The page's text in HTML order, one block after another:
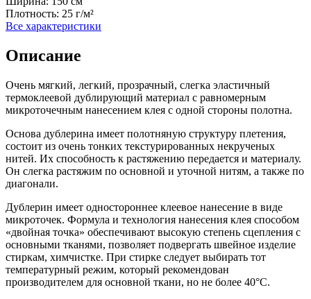
Плотность: 25 г/м²
Все характеристики
Описание
Очень мягкий, легкий, прозрачный, слегка эластичный
термоклеевой дублирующий материал с равномерным
микроточечным нанесением клея с одной стороны полотна.
Основа дублерина имеет полотняную структуру плетения,
состоит из очень тонких текстурированных некрученых
нитей. Их способность к растяжению передается и материалу.
Он слегка растяжим по основной и уточной нитям, а также по
диагонали.
Дублерин имеет одностороннее клеевое нанесение в виде
микроточек. Формула и технология нанесения клея способом
«двойная точка» обеспечивают высокую степень сцепления с
основными тканями, позволяет подвергать швейное изделие
стиркам, химчистке. При стирке следует выбирать тот
температурный режим, который рекомендован
производителем для основной ткани, но не более 40°С.